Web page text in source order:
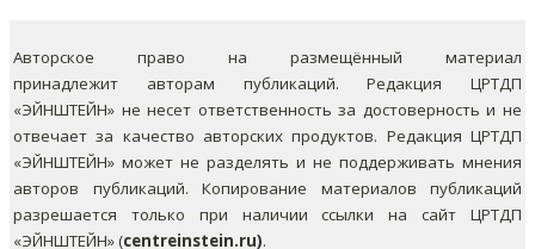
Авторское право на размещённый материал
принадлежит авторам публикаций. Редакция ЦРТДП
«ЭЙНШТЕЙН» не несет ответственность за достоверность и не
отвечает за качество авторских продуктов. Редакция ЦРТДП
«ЭЙНШТЕЙН» может не разделять и не поддерживать мнения
авторов публикаций. Копирование материалов публикаций
разрешается только при наличии ссылки на сайт ЦРТДП
«ЭЙНШТЕЙН» (centreinstein.ru).